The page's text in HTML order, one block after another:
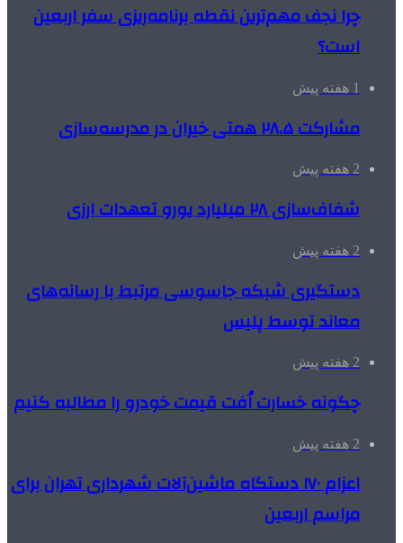
چرا نجف مهم‌ترین نقطه برنامه‌ریزی سفر اربعین
است؟
1 هفته پیش
مشارکت ۲۸.۵ همتی خیران در مدرسه‌سازی
2 هفته پیش
شفاف‌سازی ۲۸ میلیارد یورو تعهدات ارزی
2 هفته پیش
دستگیری شبکه جاسوسی مرتبط با رسانه‌های
معاند توسط پلیس
2 هفته پیش
چگونه خسارت اُفت قیمت خودرو را مطالبه کنیم
2 هفته پیش
اعزام ۱۷۰ دستگاه ماشین‌آلات شهرداری تهران برای
مراسم اربعین